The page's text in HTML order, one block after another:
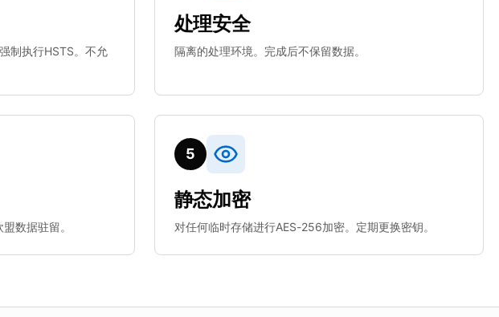
制执行HSTS。不允
处理安全
隔离的处理环境。完成后不保留数据。
数据驻留。
5
静态加密
对任何临时存储进行AES-256加密。定期更换密钥。